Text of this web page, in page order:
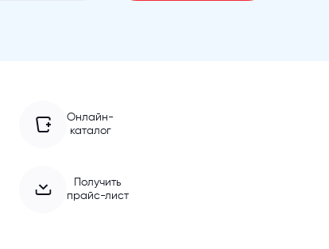
Онлайн-
каталог
Получить
прайс-лист